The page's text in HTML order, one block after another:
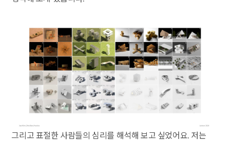
그리고 표절한 사람들의 심리를 해석해 보고 싶었어요. 저는